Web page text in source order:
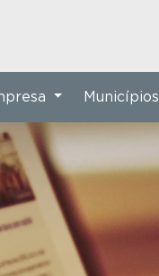
Municípios